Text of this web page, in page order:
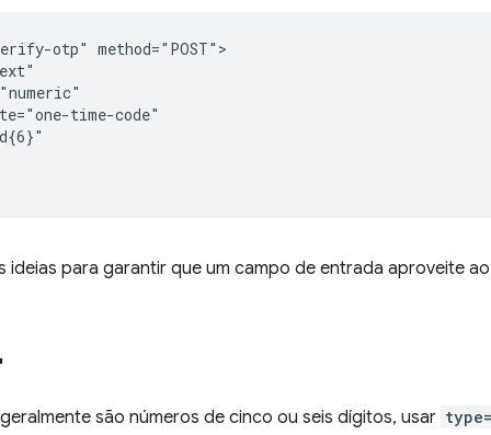
otp" method="POST">
time-code"
ideias para garantir que um campo de entrada aproveite
são números de cinco ou seis dígitos, usar